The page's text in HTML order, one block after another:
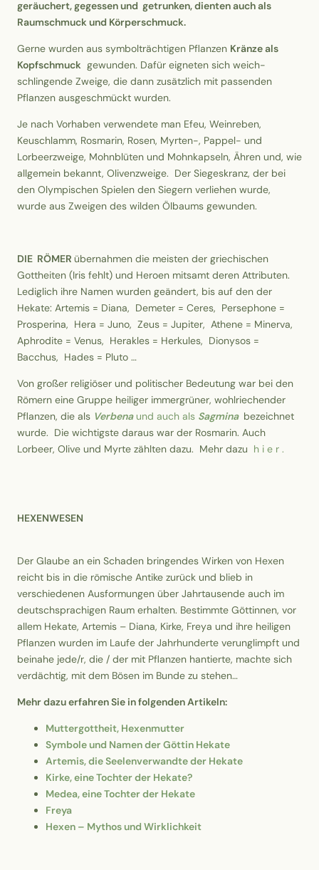
geräuchert, gegessen und getrunken, dienten auch als
Raumschmuck und Körperschmuck.
Gerne wurden aus symbolträchtigen Pflanzen Kränze als
Kopfschmuck gewunden. Dafür eigneten sich weich-
schlingende Zweige, die dann zusätzlich mit passenden
Pflanzen ausgeschmückt wurden.
Je nach Vorhaben verwendete man Efeu, Weinreben,
Keuschlamm, Rosmarin, Rosen, Myrten-, Pappel- und
Lorbeerzweige, Mohnblüten und Mohnkapseln, Ähren und, wie
allgemein bekannt, Olivenzweige. Der Siegeskranz, der bei
den Olympischen Spielen den Siegern verliehen wurde,
wurde aus Zweigen des wilden Ölbaums gewunden.
DIE RÖMER übernahmen die meisten der griechischen
Gottheiten (Iris fehlt) und Heroen mitsamt deren Attributen.
Lediglich ihre Namen wurden geändert, bis auf den der
Hekate: Artemis = Diana, Demeter = Ceres, Persephone =
Prosperina, Hera = Juno, Zeus = Jupiter, Athene = Minerva,
Aphrodite = Venus, Herakles = Herkules, Dionysos =
Bacchus, Hades = Pluto …
Von großer religiöser und politischer Bedeutung war bei den
Römern eine Gruppe heiliger immergrüner, wohlriechender
Pflanzen, die als Verbena und auch als Sagmina bezeichnet
wurde. Die wichtigste daraus war der Rosmarin. Auch
Lorbeer, Olive und Myrte zählten dazu. Mehr dazu h i e r .
HEXENWESEN
Der Glaube an ein Schaden bringendes Wirken von Hexen
reicht bis in die römische Antike zurück und blieb in
verschiedenen Ausformungen über Jahrtausende auch im
deutschsprachigen Raum erhalten. Bestimmte Göttinnen, vor
allem Hekate, Artemis – Diana, Kirke, Freya und ihre heiligen
Pflanzen wurden im Laufe der Jahrhunderte verunglimpft und
beinahe jede/r, die / der mit Pflanzen hantierte, machte sich
verdächtig, mit dem Bösen im Bunde zu stehen…
Mehr dazu erfahren Sie in folgenden Artikeln:
Muttergottheit, Hexenmutter
Symbole und Namen der Göttin Hekate
Artemis, die Seelenverwandte der Hekate
Kirke, eine Tochter der Hekate?
Medea, eine Tochter der Hekate
Freya
Hexen – Mythos und Wirklichkeit